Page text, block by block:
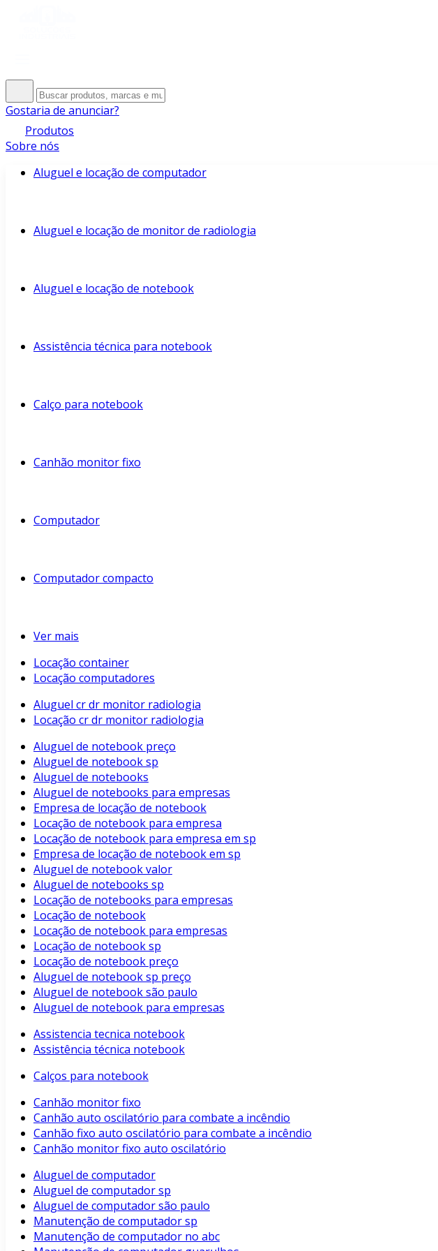
Gostaria de anunciar?
Produtos
Sobre nós
Aluguel e locação de computador
Aluguel e locação de monitor de radiologia
Aluguel e locação de notebook
Assistência técnica para notebook
Calço para notebook
Canhão monitor fixo
Computador
Computador compacto
Ver mais
Locação container
Locação computadores
Aluguel cr dr monitor radiologia
Locação cr dr monitor radiologia
Aluguel de notebook preço
Aluguel de notebook sp
Aluguel de notebooks
Aluguel de notebooks para empresas
Empresa de locação de notebook
Locação de notebook para empresa
Locação de notebook para empresa em sp
Empresa de locação de notebook em sp
Aluguel de notebook valor
Aluguel de notebooks sp
Locação de notebooks para empresas
Locação de notebook
Locação de notebook para empresas
Locação de notebook sp
Locação de notebook preço
Aluguel de notebook sp preço
Aluguel de notebook são paulo
Aluguel de notebook para empresas
Assistencia tecnica notebook
Assistência técnica notebook
Calços para notebook
Canhão monitor fixo
Canhão auto oscilatório para combate a incêndio
Canhão fixo auto oscilatório para combate a incêndio
Canhão monitor fixo auto oscilatório
Aluguel de computador
Aluguel de computador sp
Aluguel de computador são paulo
Manutenção de computador sp
Manutenção de computador no abc